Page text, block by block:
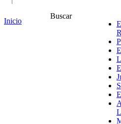
Inicio
Buscar